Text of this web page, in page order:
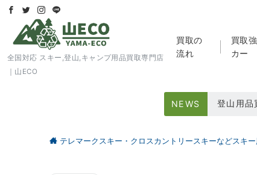
全国対応 スキー,登山,キャンプ用品買取専門店
｜山ECO
買取の
流れ
買取
カー
NEWS 登山用品
大好評
テレマークスキー・クロスカントリースキーなどスキ